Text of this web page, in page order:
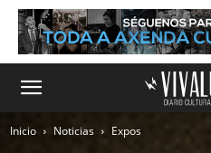
Inicio Noticias Expos